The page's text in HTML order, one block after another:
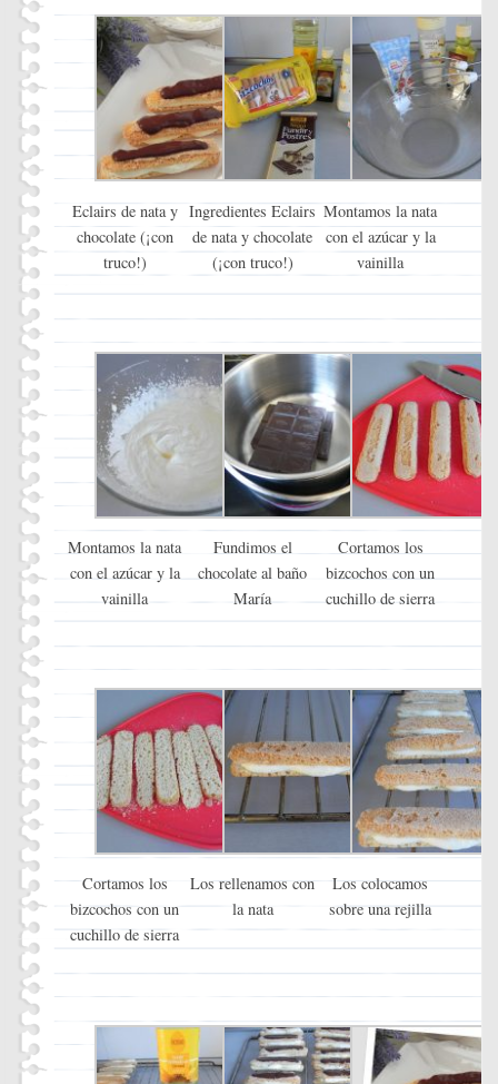
Eclairs de nata y
chocolate (¡con
truco!)
Ingredientes Eclairs
de nata y chocolate
(¡con truco!)
Montamos la nata
con el azúcar y la
vainilla
Montamos la nata
con el azúcar y la
vainilla
Fundimos el
chocolate al baño
María
Cortamos los
bizcochos con un
cuchillo de sierra
Cortamos los
bizcochos con un
cuchillo de sierra
Los rellenamos con
la nata
Los colocamos
sobre una rejilla